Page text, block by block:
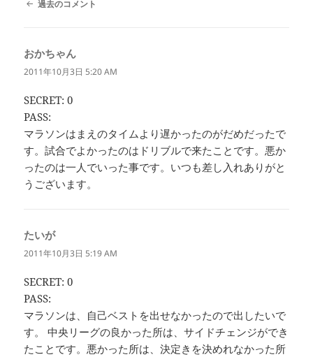
コ
ナ
ビ
ゲ
シ
ョ
ン
過去のコメント
おかちゃん
り:
2011年10月3日 5:20 AM
SECRET: 0
PASS:
マラソンはまえのタイムより遅かったのがだめだったで
す。試合でよかったのはドリブルで来たことです。悪か
ったのは一人でいった事です。いつも差し入れありがと
うございます。
たいがよ
り:
2011年10月3日 5:19 AM
SECRET: 0
PASS:
マラソンは、自己ベストを出せなかったので出したいで
す。 中央リーグの良かった所は、サイドチェンジができ
たことです。悪かった所は、決定きを決めれなかった所